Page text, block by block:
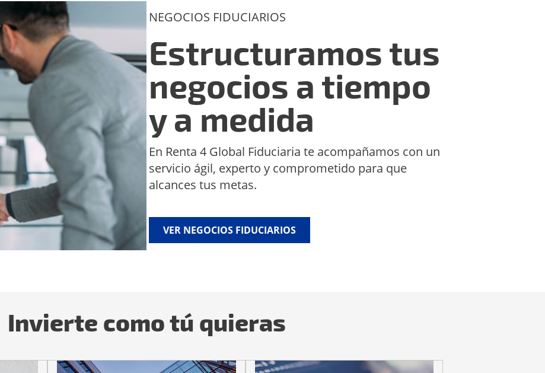
NEGOCIOS FIDUCIARIOS
Estructuramos tus
negocios a tiempo
y a medida
En Renta 4 Global Fiduciaria te acompañamos con un
servicio ágil, experto y comprometido para que
alcances tus metas.
VER NEGOCIOS FIDUCIARIOS
Invierte como tú quieras